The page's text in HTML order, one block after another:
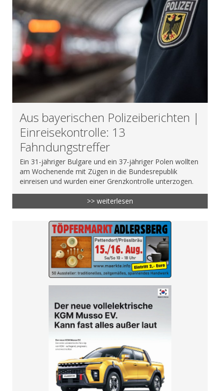
Aus bayerischen Polizeiberichten |
Einreisekontrolle: 13
Fahndungstreffer
Ein 31-jähriger Bulgare und ein 37-jähriger Polen wollten
am Wochenende mit Zügen in die Bundesrepublik
einreisen und wurden einer Grenzkontrolle unterzogen.
>> weiterlesen